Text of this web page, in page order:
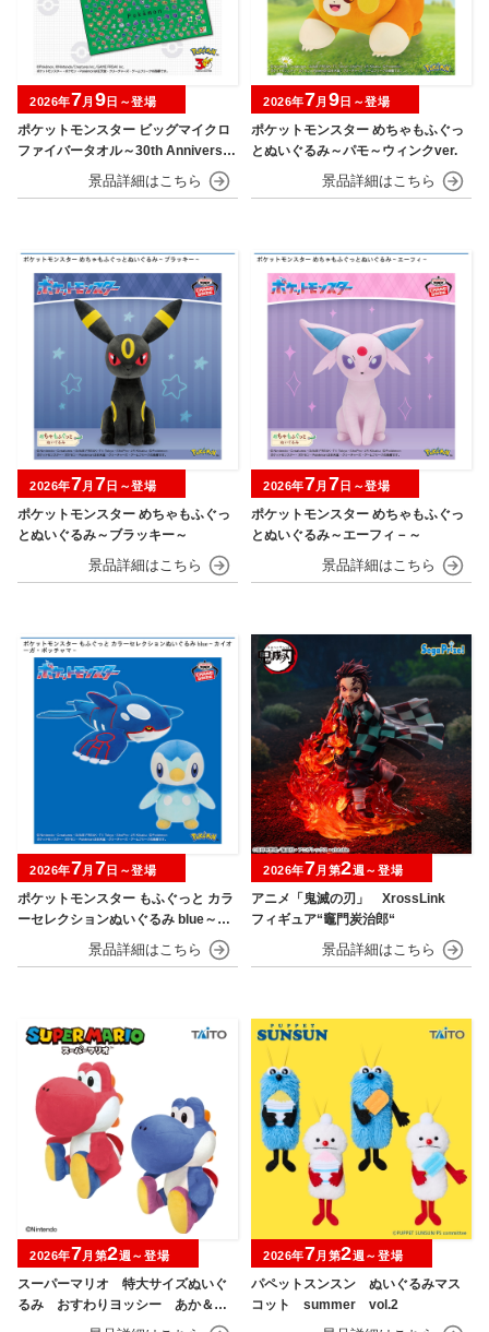
ポケットモンスター ビッグマイクロ
ファイバータオル～30th Anniversar
2026年7月 9日～登場
ポケットモンスター めちゃもふぐっ
とぬいぐるみ～パモ～ウィンクver.
2026年7月 9日～登場
ポケットモンスター めちゃもふぐっ
とぬいぐるみ～ブラッキー～
2026年7月 7日～登場
ポケットモンスター めちゃもふぐっ
とぬいぐるみ～エーフィ－～
2026年7月 7日～登場
ポケットモンスター もふぐっと カラ
ーセレクションぬいぐるみ blue～カ
イオーガ・ポッチャマ～
2026年7月 7 日～登場
アニメ「鬼滅の刃」 XrossLink
フィギュア“竈門炭治郎“
2026年7月第2週～登場
スーパーマリオ 特大サイズぬいぐ
るみ おすわりヨッシー あか＆あ
2026年7月第2週～登場
パペットスンスン ぬいぐるみマス
コット summer vol.2
2026年7月第2週～登場